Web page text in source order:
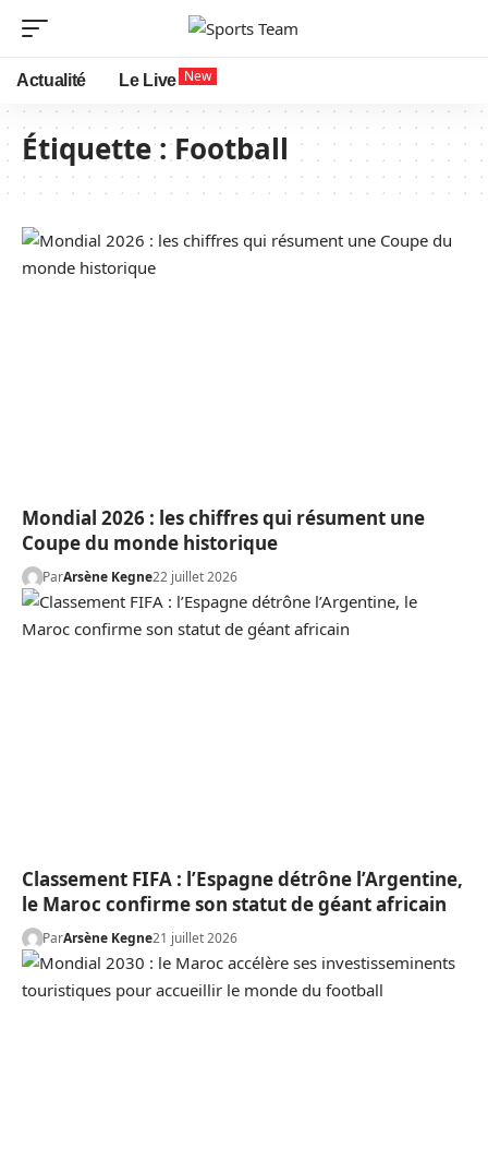
Actualité Le Live New
Étiquette :Football
Mondial 2026 : les chiffres qui résument une
Coupe du monde historique
ParArsène Kegne22 juillet 2026
Classement FIFA : l’Espagne détrône l’Argentine,
le Maroc confirme son statut de géant africain
ParArsène Kegne21 juillet 2026